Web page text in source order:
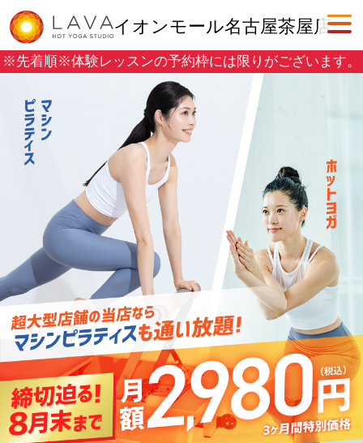
イオンモール名古屋茶屋店
※先着順※体験レッスンの予約枠には限りがございます。